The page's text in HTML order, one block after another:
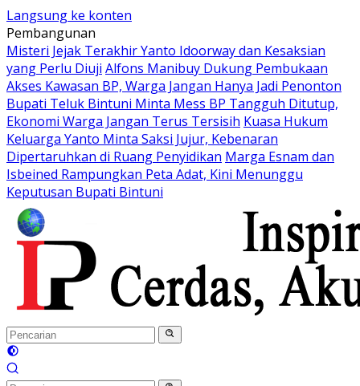
Langsung ke konten
Pembangunan
Misteri Jejak Terakhir Yanto Idoorway dan Kesaksian
yang Perlu Diuji Alfons Manibuy Dukung Pembukaan
Akses Kawasan BP, Warga Jangan Hanya Jadi Penonton
Bupati Teluk Bintuni Minta Mess BP Tangguh Ditutup,
Ekonomi Warga Jangan Terus Tersisih Kuasa Hukum
Keluarga Yanto Minta Saksi Jujur, Kebenaran
Dipertaruhkan di Ruang Penyidikan Marga Esnam dan
Isbeined Rampungkan Peta Adat, Kini Menunggu
Keputusan Bupati Bintuni